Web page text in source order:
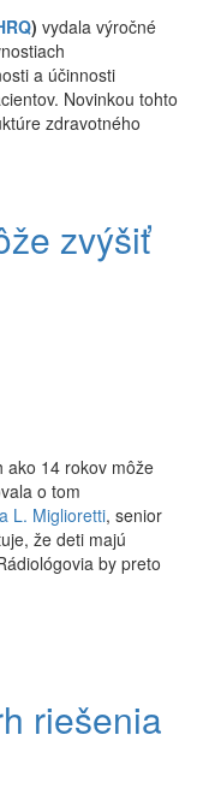
) vydala výročné
a účinnosti
Novinkou tohto
zdravotného
zvýšiť
14 rokov môže
o tom
L. Miglioretti, senior
že deti majú
by preto
riešenia